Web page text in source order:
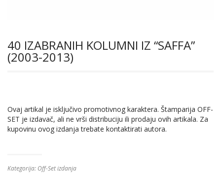
40 IZABRANIH KOLUMNI IZ “SAFFA”
(2003-2013)
Ovaj artikal je isključivo promotivnog karaktera. Štamparija OFF-
SET je izdavač, ali ne vrši distribuciju ili prodaju ovih artikala. Za
kupovinu ovog izdanja trebate kontaktirati autora.
Kategorija: Off-Set izdanja